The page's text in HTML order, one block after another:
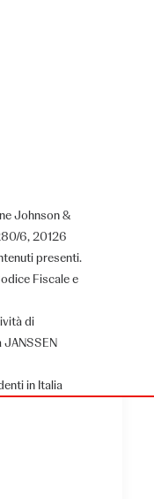
Johnson &
6, 20126
presenti.
Fiscale e
di
in Italia